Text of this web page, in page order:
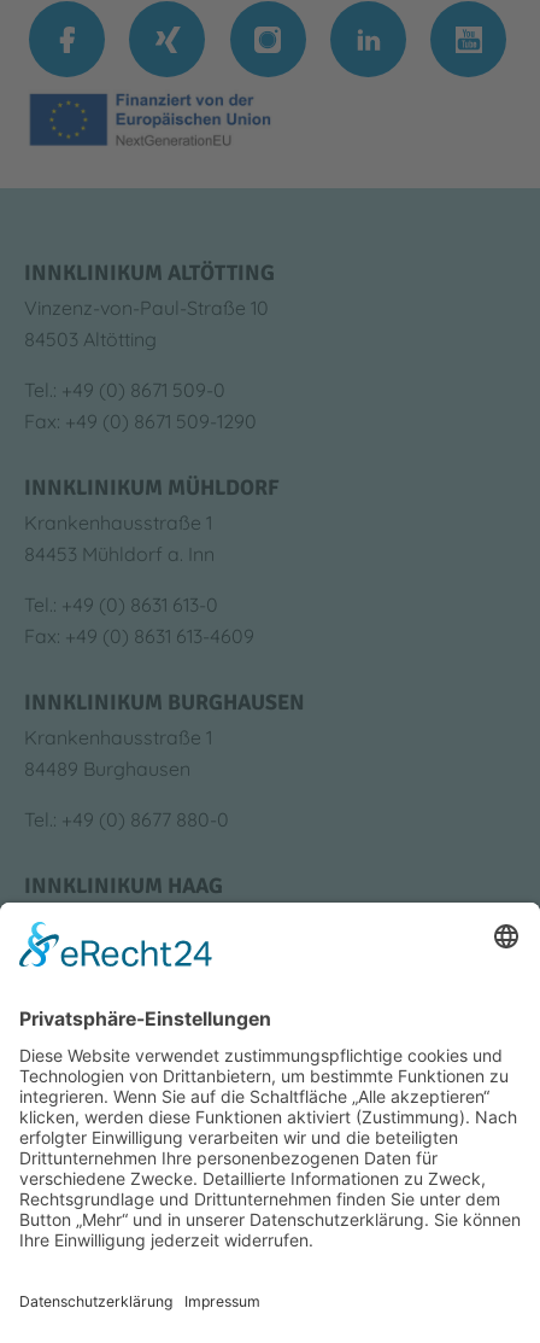
INNKLINIKUM ALTÖTTING
Vinzenz-von-Paul-Straße 10
84503 Altötting
Tel.: +49 (0) 8671 509-0
Fax: +49 (0) 8671 509-1290
INNKLINIKUM MÜHLDORF
Krankenhausstraße 1
84453 Mühldorf a. Inn
Tel.: +49 (0) 8631 613-0
Fax: +49 (0) 8631 613-4609
INNKLINIKUM BURGHAUSEN
Krankenhausstraße 1
84489 Burghausen
Tel.: +49 (0) 8677 880-0
INNKLINIKUM HAAG
Krankenhausstraße 4
83527 Haag i. OB
Bildung & Karriere
Medizin & Standorte
Impressum